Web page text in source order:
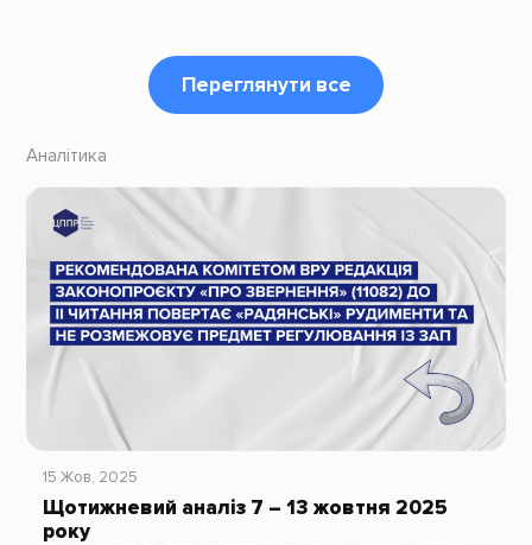
Переглянути все
Аналітика
15 Жов, 2025
Щотижневий аналіз 7 – 13 жовтня 2025
року